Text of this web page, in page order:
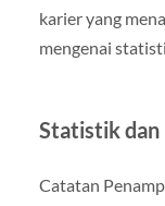
karier yang
mengenai
Statistik
Catatan